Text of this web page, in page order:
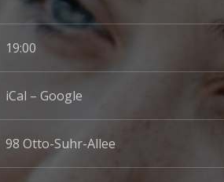
19:00
iCal Google